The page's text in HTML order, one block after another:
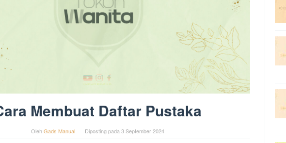
Membuat Daftar Pustaka
OlehGads Manual Diposting pada 3 September 2024